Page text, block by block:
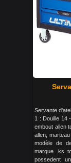
Servante
1 : Douille 14
embout allen
allen,
modèle de
marque. ks
possedent